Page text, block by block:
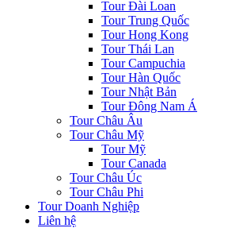
Tour Đài Loan
Tour Trung Quốc
Tour Hong Kong
Tour Thái Lan
Tour Campuchia
Tour Hàn Quốc
Tour Nhật Bản
Tour Đông Nam Á
Tour Châu Âu
Tour Châu Mỹ
Tour Mỹ
Tour Canada
Tour Châu Úc
Tour Châu Phi
Tour Doanh Nghiệp
Liên hệ